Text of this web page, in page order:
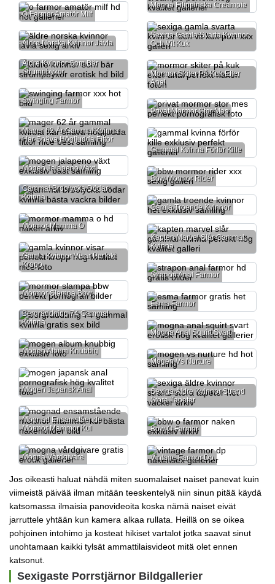
Mogna Filippinska Creampie
O Farmor Amatör Milf
Sexiga Gamla Svarta Kvinnor
Och Vit Kuk
Äldre Norska Kvinnor Jävla
Äldre Kvinnor Som Bär
Strumpbyxor
Mormor Skiter På Kuk Efter
Anal
Swinging Farmor
Privat Mormor Stor Mes
Mager 62 År Gammal Kvinna
Har Snäva Högljudda Fittor
Gammal Kvinna Förför Kille
Mogen Jalapeno Växt
Bbw Mormor Rider
Gammal Broolycka Dödar
Kvinna
Gamla Troende Kvinnor
Mormor Mamma O
Kapten Marvel Slår Gammal
Kvinna
Gamla Kvinnor Visar Perfekt
Kropp
Strapon Anal Farmor
Mormor Slampa Bbw
Esma Farmor
Bergräddning 74 Gammal
Kvinna
Mogna Anal Squirt Svart
Mogen Album Knubbig
Mogen Vs Nurture
Mogen Japansk Anal
Sexiga Äldre Kvinnor Strand
Stora Tapeter
Mognad Ensamstående
Mormor Mammor Kul
Bbw O Farmor
Mogna Vårdgivare Vintage Farmor Dp
Jos oikeasti haluat nähdä miten suomalaiset naiset panevat kuin
viimeistä päivää ilman mitään teeskentelyä niin sinun pitää käydä
katsomassa ilmaisia panovideoita koska nämä naiset eivät
jarruttele yhtään kun kamera alkaa rullata. Heillä on se oikea
pohjoinen intohimo ja kosteat hikiset vartalot jotka saavat sinut
unohtamaan kaikki tylsät ammattilaisvideot mitä olet ennen
katsonut.
Sexigaste Porrstjärnor Bildgallerier